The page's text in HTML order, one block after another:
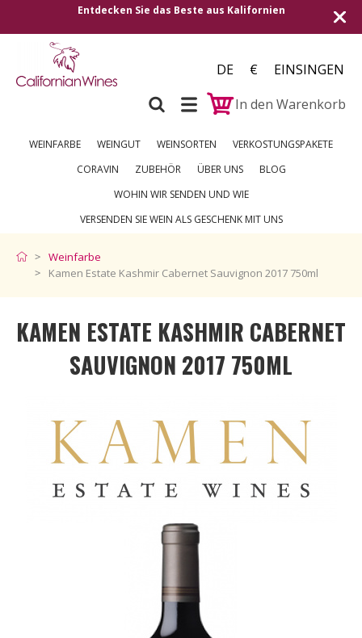
Entdecken Sie das Beste aus Kalifornien
DE €
EINSINGEN
In den Warenkorb
WEINFARBE WEINGUT WEINSORTEN
VERKOSTUNGSPAKETE
CORAVIN
ZUBEHÖR ÜBER UNS
BLOG
WOHIN WIR SENDEN UND WIE
VERSENDEN SIE WEIN ALS GESCHENK MIT UNS
Weinfarbe
Kamen Estate Kashmir Cabernet Sauvignon 2017 750ml
KAMEN ESTATE KASHMIR CABERNET
SAUVIGNON 2017 750ML